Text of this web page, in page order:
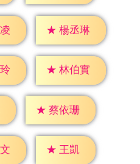
★ 楊丞琳
★ 林伯實
★ 蔡依珊
★ 王凱